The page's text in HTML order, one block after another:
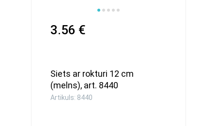
3.56 €
Siets ar rokturi 12 cm
(melns), art. 8440
Artikuls: 8440